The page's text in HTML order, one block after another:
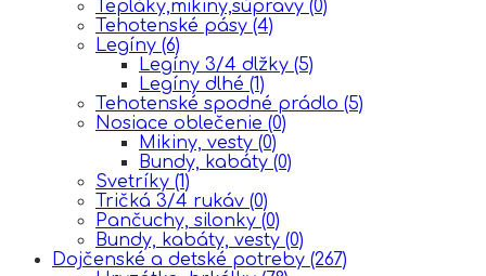
Tepláky,mikiny,súpravy (0)
Tehotenské pásy (4)
Legíny (6)
Legíny 3/4 dlžky (5)
Legíny dlhé (1)
Tehotenské spodné prádlo (5)
Nosiace oblečenie (0)
Mikiny, vesty (0)
Bundy, kabáty (0)
Svetríky (1)
Tričká 3/4 rukáv (0)
Pančuchy, silonky (0)
Bundy, kabáty, vesty (0)
Dojčenské a detské potreby (267)